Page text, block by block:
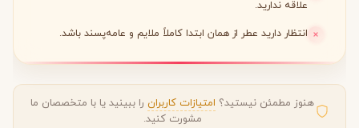
علاقه ندارید.
انتظار دارید عطر از همان ابتدا کاملاً ملایم و عامه‌پسند باشد.
هنوز مطمئن نیستید؟ امتیازات کاربران را ببینید یا با متخصصان ما
مشورت کنید.